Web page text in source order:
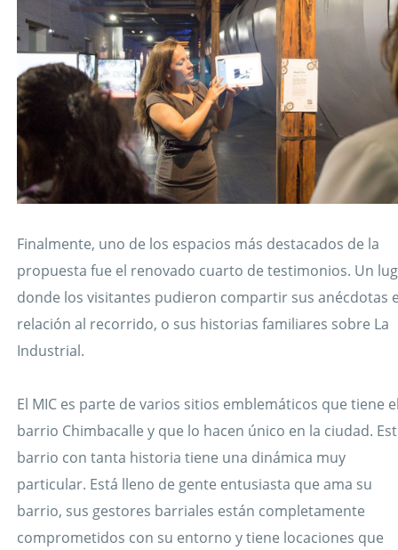
Finalmente, uno de los espacios más destacados de la
propuesta fue el renovado cuarto de testimonios. Un
donde los visitantes pudieron compartir sus anécdotas
relación al recorrido, o sus historias familiares sobre La
Industrial.
El MIC es parte de varios sitios emblemáticos que tiene
barrio Chimbacalle y que lo hacen único en la ciudad.
barrio con tanta historia tiene una dinámica muy
particular. Está lleno de gente entusiasta que ama su
barrio, sus gestores barriales están completamente
comprometidos con su entorno y tiene locaciones que